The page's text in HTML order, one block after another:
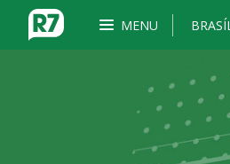
MENU